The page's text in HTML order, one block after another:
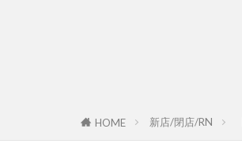
HOME 新店/閉店/RN